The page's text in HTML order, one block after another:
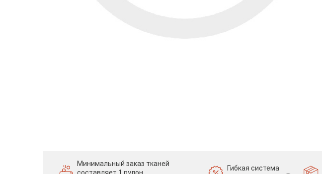
Минимальный заказ тканей
Гибкая система